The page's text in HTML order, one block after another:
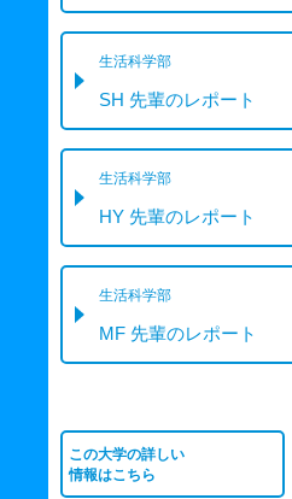
生活科学部
SH 先輩のレポート
生活科学部
HY 先輩のレポート
生活科学部
MF 先輩のレポート
この大学の詳しい
情報はこちら